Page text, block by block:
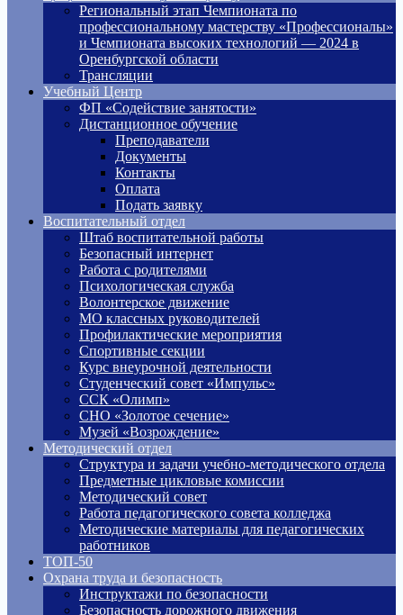
Региональный этап Чемпионата по
профессиональному мастерству «Профессионалы»
и Чемпионата высоких технологий — 2024 в
Оренбургской области
Трансляции
Учебный Центр
ФП «Содействие занятости»
Дистанционное обучение
Преподаватели
Документы
Контакты
Оплата
Подать заявку
Воспитательный отдел
Штаб воспитательной работы
Безопасный интернет
Работа с родителями
Психологическая служба
Волонтерское движение
МО классных руководителей
Профилактические мероприятия
Спортивные секции
Курс внеурочной деятельности
Студенческий совет «Импульс»
ССК «Олимп»
СНО «Золотое сечение»
Музей «Возрождение»
Методический отдел
Структура и задачи учебно-методического отдела
Предметные цикловые комиссии
Методический совет
Работа педагогического совета колледжа
Методические материалы для педагогических
работников
ТОП-50
Охрана труда и безопасность
Инструктажи по безопасности
Безопасность дорожного движения